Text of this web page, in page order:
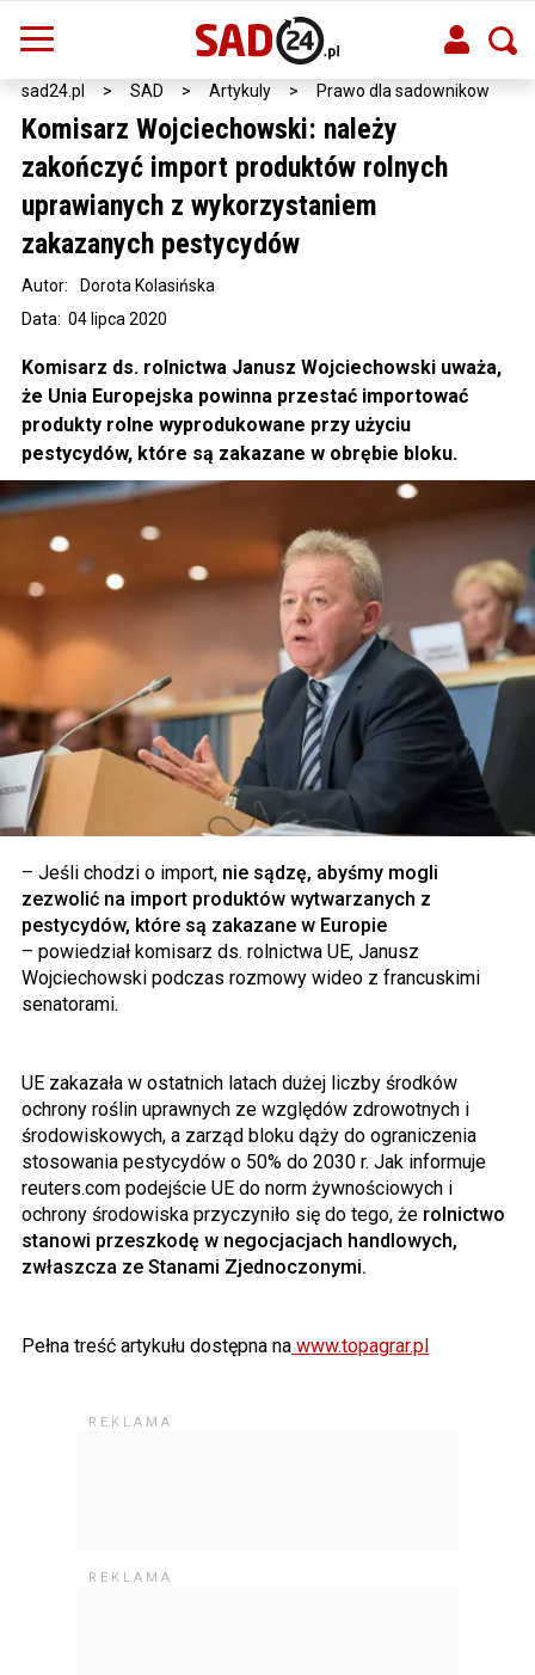
sad24.pl > SAD > Artykuly > Prawo dla sadownikow
Komisarz Wojciechowski: należy
zakończyć import produktów rolnych
uprawianych z wykorzystaniem
zakazanych pestycydów
Data: 04 lipca 2020
Autor: Dorota Kolasińska
Komisarz ds. rolnictwa Janusz Wojciechowski uważa,
że Unia Europejska powinna przestać importować
produkty rolne wyprodukowane przy użyciu
pestycydów, które są zakazane w obrębie bloku.
– Jeśli chodzi o import, nie sądzę, abyśmy mogli
zezwolić na import produktów wytwarzanych z
pestycydów, które są zakazane w Europie
– powiedział komisarz ds. rolnictwa UE, Janusz
Wojciechowski podczas rozmowy wideo z francuskimi
senatorami.
UE zakazała w ostatnich latach dużej liczby środków
ochrony roślin uprawnych ze względów zdrowotnych i
środowiskowych, a zarząd bloku dąży do ograniczenia
stosowania pestycydów o 50% do 2030 r. Jak informuje
reuters.com podejście UE do norm żywnościowych i
ochrony środowiska przyczyniło się do tego, że rolnictwo
stanowi przeszkodę w negocjacjach handlowych,
zwłaszcza ze Stanami Zjednoczonymi.
Pełna treść artykułu dostępna na www.topagrar.pl